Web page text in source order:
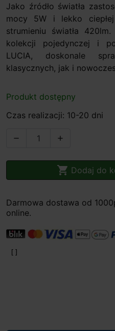
Jako źródło światła
mocy 5W i lekko
strumieniu światła
kolekcji pojedynczej i
LUCIA, doskonale
klasycznych, jak i
Produkt dostępny
Czas realizacji: 10-20 dni
 
 Dodaj do
Darmowa dostawa od
online.